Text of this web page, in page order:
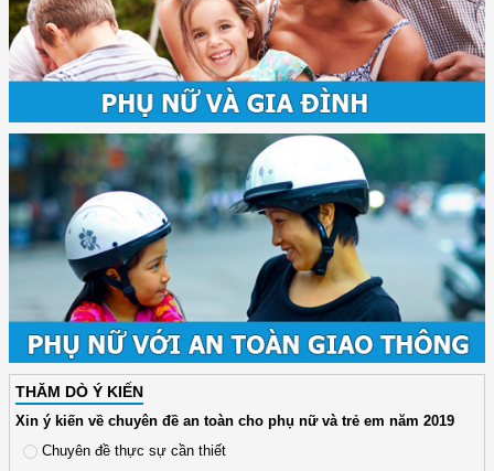
THĂM DÒ Ý KIẾN
Xin ý kiến về chuyên đề an toàn cho phụ nữ và trẻ em năm 2019
Chuyên đề thực sự cần thiết